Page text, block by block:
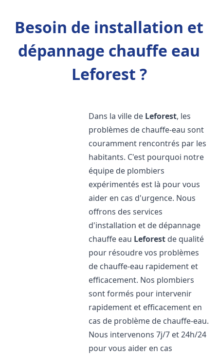
Besoin de installation et
dépannage chauffe eau
Leforest ?
Dans la ville de Leforest, les
problèmes de chauffe-eau sont
couramment rencontrés par les
habitants. C'est pourquoi notre
équipe de plombiers
expérimentés est là pour vous
aider en cas d'urgence. Nous
offrons des services
d'installation et de dépannage
chauffe eau Leforest de qualité
pour résoudre vos problèmes
de chauffe-eau rapidement et
efficacement. Nos plombiers
sont formés pour intervenir
rapidement et efficacement en
cas de problème de chauffe-eau.
Nous intervenons 7j/7 et 24h/24
pour vous aider en cas